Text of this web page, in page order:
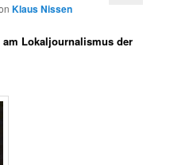
Klaus Nissen
Lokaljournalismus der